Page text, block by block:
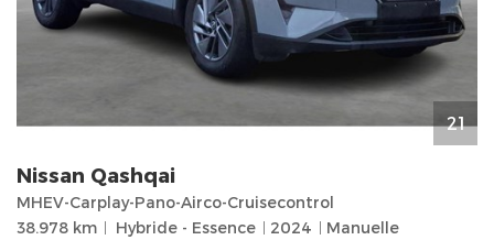
21
Nissan Qashqai
MHEV-Carplay-Pano-Airco-Cruisecontrol
38.978 km
Hybride - Essence 2024 Manuelle